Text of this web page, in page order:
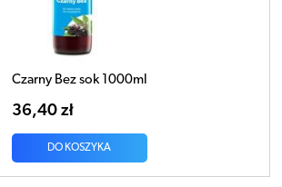
Czarny Bez sok 1000ml
36,40 zł
DO KOSZYKA